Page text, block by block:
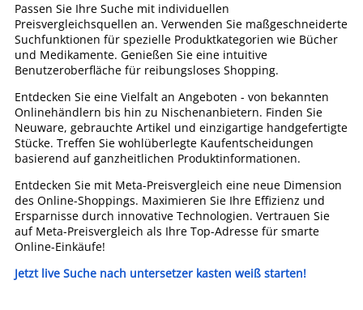
Passen Sie Ihre Suche mit individuellen
Preisvergleichsquellen an. Verwenden Sie maßgeschneiderte
Suchfunktionen für spezielle Produktkategorien wie Bücher
und Medikamente. Genießen Sie eine intuitive
Benutzeroberfläche für reibungsloses Shopping.
Entdecken Sie eine Vielfalt an Angeboten - von bekannten
Onlinehändlern bis hin zu Nischenanbietern. Finden Sie
Neuware, gebrauchte Artikel und einzigartige handgefertigte
Stücke. Treffen Sie wohlüberlegte Kaufentscheidungen
basierend auf ganzheitlichen Produktinformationen.
Entdecken Sie mit Meta-Preisvergleich eine neue Dimension
des Online-Shoppings. Maximieren Sie Ihre Effizienz und
Ersparnisse durch innovative Technologien. Vertrauen Sie
auf Meta-Preisvergleich als Ihre Top-Adresse für smarte
Online-Einkäufe!
Jetzt live Suche nach untersetzer kasten weiß starten!